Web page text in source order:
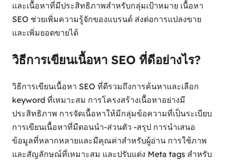
และเนื้อหาที่มีประสิทธิภาพสำหรับกลุ่มเป้าหมาย เนื้อหา
SEO ช่วยเพิ่มความรู้จักของแบรนด์ ส่งต่อการแปลงขาย
และเพิ่มยอดขายได้
วิธีการเขียนเนื้อหา SEO ที่ดีอย่างไร?
วิธีการเขียนเนื้อหา SEO ที่ดีรวมถึงการค้นหาและเลือก
keyword ที่เหมาะสม การโครงสร้างเนื้อหาอย่างมี
ประสิทธิภาพ การจัดเนื้อหาให้มีกลุ่มข้อความที่เป็นระเบียบ
การเขียนเนื้อหาที่มีตอนนำ-ส่วนตัว -สรุป การนำเสนอ
ข้อมูลที่หลากหลายและมีคุณค่าสำหรับผู้อ่าน การใช้ภาพ
และสัญลักษณ์ที่เหมาะสม และปรับแต่ง Meta tags สำหรับ